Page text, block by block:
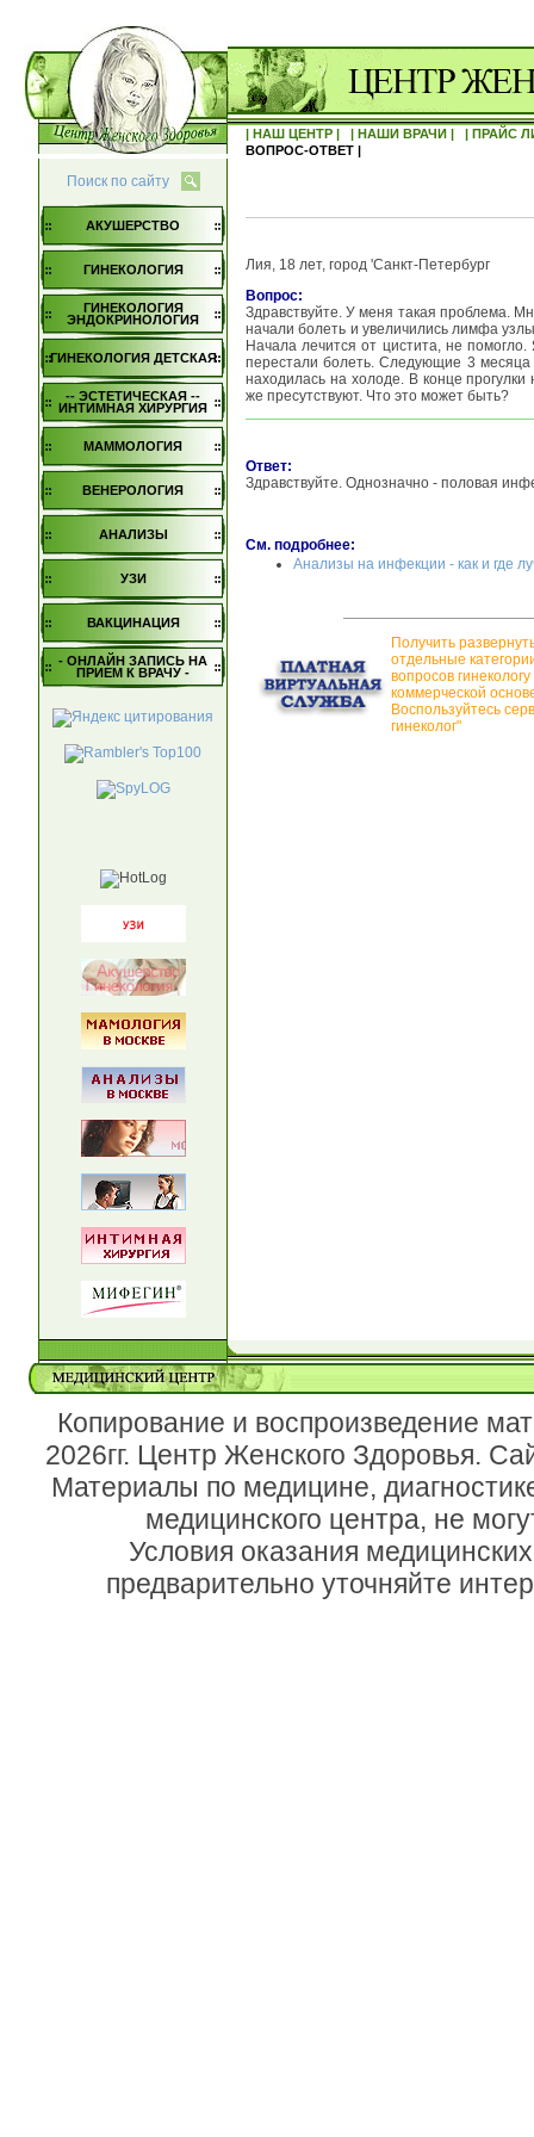
| НАШ ЦЕНТР | | НАШИ ВРАЧИ |
| ПРАЙС
ВОПРОС-ОТВЕТ |
Поиск по сайту
АКУШЕРСТВО
ГИНЕКОЛОГИЯ
ГИНЕКОЛОГИЯ
ЭНДОКРИНОЛОГИЯ
ГИНЕКОЛОГИЯ ДЕТСКАЯ
-- ЭСТЕТИЧЕСКАЯ --
ИНТИМНАЯ ХИРУРГИЯ
МАММОЛОГИЯ
ВЕНЕРОЛОГИЯ
АНАЛИЗЫ
УЗИ
ВАКЦИНАЦИЯ
- ОНЛАЙН ЗАПИСЬ НА
ПРИЕМ К ВРАЧУ -
Лия, 18 лет, город 'Санкт-Петербург
Вопрос:
Здравствуйте. У меня такая проблема.
начали болеть и увеличились лимфа
Начала лечится от цистита, не
перестали болеть. Следующие 3 месяца
находилась на холоде. В конце
же пресутствуют. Что это может быть?
Ответ:
Здравствуйте. Однозначно - половая
См. подробнее:
Анализы на инфекции - как и где
Получить
отдельные
вопросов
коммерческой
Воспользуйтесь
гинеколог"
Копирование и воспроизведение
2026гг. Центр Женского Здоровья.
Материалы по медицине,
медицинского центра, не
Условия оказания
предварительно уточняйте